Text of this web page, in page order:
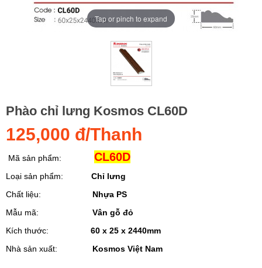
Tap or pinch to expand
Phào chỉ lưng Kosmos CL60D
125,000 đ/Thanh
Mã sản phẩm: CL60D
Loại sản phẩm: Chỉ lưng
Chất liệu: Nhựa PS
Mẫu mã: Vân gỗ đỏ
Kích thước: 60 x 25 x 2440mm
Nhà sản xuất: Kosmos Việt Nam